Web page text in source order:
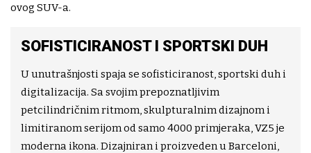
ovog SUV-a.
SOFISTICIRANOST I SPORTSKI DUH
U unutrašnjosti spaja se sofisticiranost, sportski duh i
digitalizacija. Sa svojim prepoznatljivim
petcilindričnim ritmom, skulpturalnim dizajnom i
limitiranom serijom od samo 4000 primjeraka, VZ5 je
moderna ikona. Dizajniran i proizveden u Barceloni,